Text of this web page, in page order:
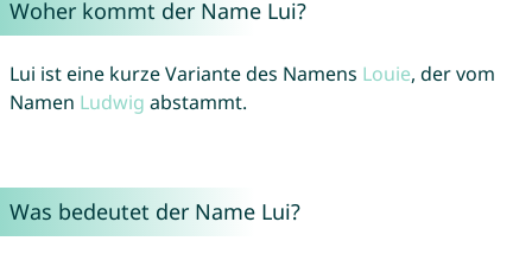
Woher kommt der Name Lui?
Lui ist eine kurze Variante des Namens Louie, der vom
Namen Ludwig abstammt.
Was bedeutet der Name Lui?